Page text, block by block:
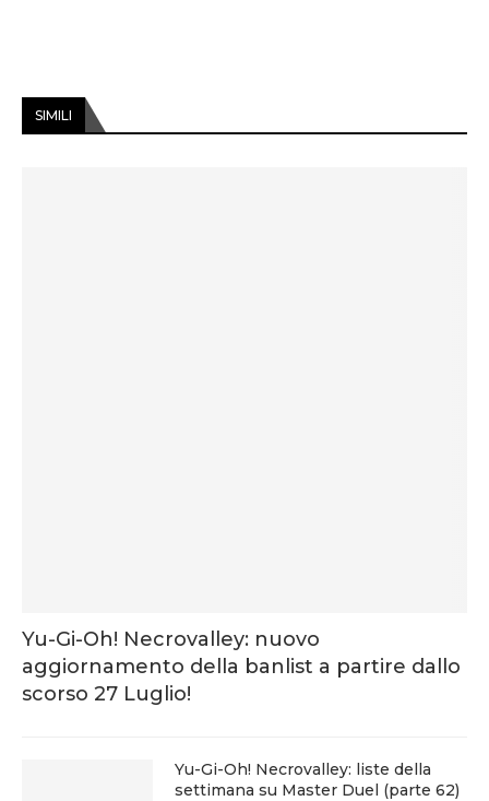
SIMILI
Yu-Gi-Oh! Necrovalley: nuovo
aggiornamento della banlist a partire dallo
scorso 27 Luglio!
Yu-Gi-Oh! Necrovalley: liste della
settimana su Master Duel (parte 62)